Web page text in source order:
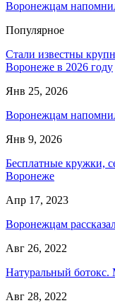
Воронежцам
Популярное
Стали известны
Воронеже в 2026 году
Янв 25, 2026
Воронежцам
Янв 9, 2026
Бесплатные кружки,
Воронеже
Апр 17, 2023
Воронежцам
Авг 26, 2022
Натуральный ботокс.
Авг 28, 2022